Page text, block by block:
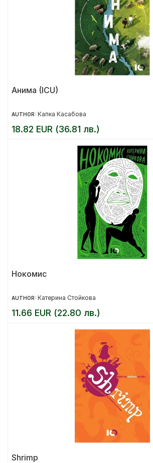
Анима (ICU)
AUTHOR: Капка Касабова
18.82 EUR (36.81 лв.)
Нокомис
AUTHOR: Катерина Стойкова
11.66 EUR (22.80 лв.)
Shrimp